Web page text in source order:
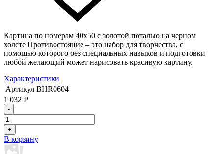
Картина по номерам 40х50 с золотой поталью на черном
холсте Противостояние – это набор для творчества, с
помощью которого без специальных навыков и подготовки
любой желающий может нарисовать красивую картину.
Характеристики
Артикул BHR0604
1 032 Р
-
+
В корзину